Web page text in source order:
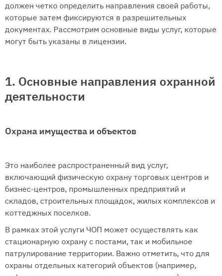
должен четко определить направления своей работы,
которые затем фиксируются в разрешительных
документах. Рассмотрим основные виды услуг, которые
могут быть указаны в лицензии.
1. Основные направления охранной
деятельности
Охрана имущества и объектов
Это наиболее распространенный вид услуг,
включающий физическую охрану торговых центров и
бизнес-центров, промышленных предприятий и
складов, строительных площадок, жилых комплексов и
коттеджных поселков.
В рамках этой услуги ЧОП может осуществлять как
стационарную охрану с постами, так и мобильное
патрулирование территории. Важно отметить, что для
охраны отдельных категорий объектов (например,